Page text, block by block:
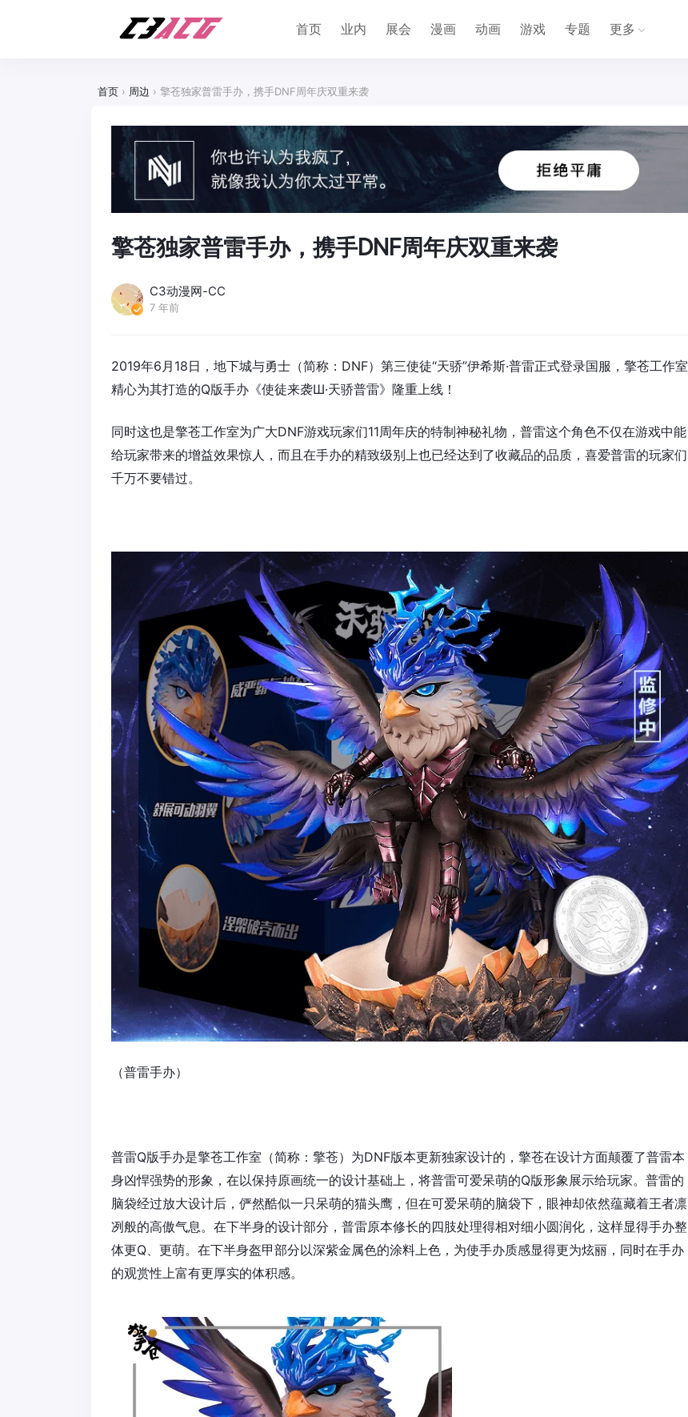
首页 业内 展会 漫画 动画 游戏 专题 更多
首页 › 周边 › 擎苍独家普雷手办，携手DNF周年庆双重来袭
擎苍独家普雷手办，携手DNF周年庆双重来袭
C3动漫网-CC
7 年前
2019年6月18日，地下城与勇士（简称：DNF）第三使徒“天骄”伊希斯·普雷正式登录国服，擎苍工作室
精心为其打造的Q版手办《使徒来袭Ш·天骄普雷》隆重上线！
同时这也是擎苍工作室为广大DNF游戏玩家们11周年庆的特制神秘礼物，普雷这个角色不仅在游戏中能
给玩家带来的增益效果惊人，而且在手办的精致级别上也已经达到了收藏品的品质，喜爱普雷的玩家们
千万不要错过。
（普雷手办）
普雷Q版手办是擎苍工作室（简称：擎苍）为DNF版本更新独家设计的，擎苍在设计方面颠覆了普雷本
身凶悍强势的形象，在以保持原画统一的设计基础上，将普雷可爱呆萌的Q版形象展示给玩家。普雷的
脑袋经过放大设计后，俨然酷似一只呆萌的猫头鹰，但在可爱呆萌的脑袋下，眼神却依然蕴藏着王者凛
冽般的高傲气息。在下半身的设计部分，普雷原本修长的四肢处理得相对细小圆润化，这样显得手办整
体更Q、更萌。在下半身盔甲部分以深紫金属色的涂料上色，为使手办质感显得更为炫丽，同时在手办
的观赏性上富有更厚实的体积感。